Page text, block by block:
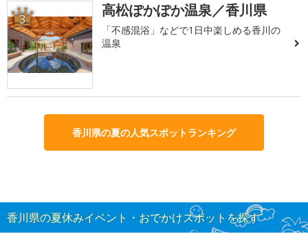
3 高松ぽかぽか温泉／香川県
「不感混浴」などで1日中楽しめる香川の
温泉
香川県の夏の人気スポットランキング
香川県の夏休みイベント・おでかけスポットを探す